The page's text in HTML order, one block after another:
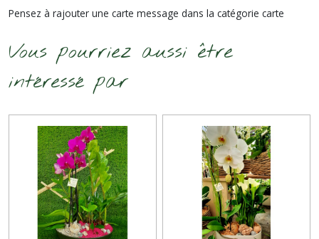
Pensez à rajouter une carte message dans la catégorie carte
Vous pourriez aussi être
intéressé par